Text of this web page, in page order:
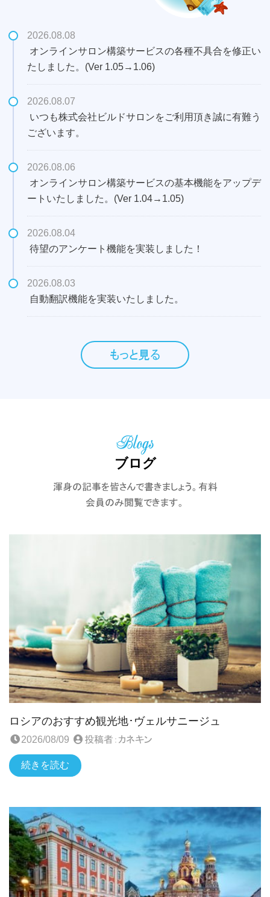
2026.08.08
オンラインサロン構築サービスの各種不具合を修正い
たしました。 (Ver 1.05→1.06)
2026.08.07
いつも株式会社ビルドサロンをご利用頂き誠に有難う
ございます。
2026.08.06
オンラインサロン構築サービスの基本機能をアップデ
ートいたしました。 (Ver 1.04→1.05)
2026.08.04
待望のアンケート機能を実装しました！
2026.08.03
自動翻訳機能を実装いたしました。
もっと見る
Blogs
ブログ
渾身の記事を皆さんで書きましょう。有料
会員のみ閲覧できます。
ロシアのおすすめ観光地･ヴェルサニージュ
2026/08/09 投稿者： カネキン
続きを読む